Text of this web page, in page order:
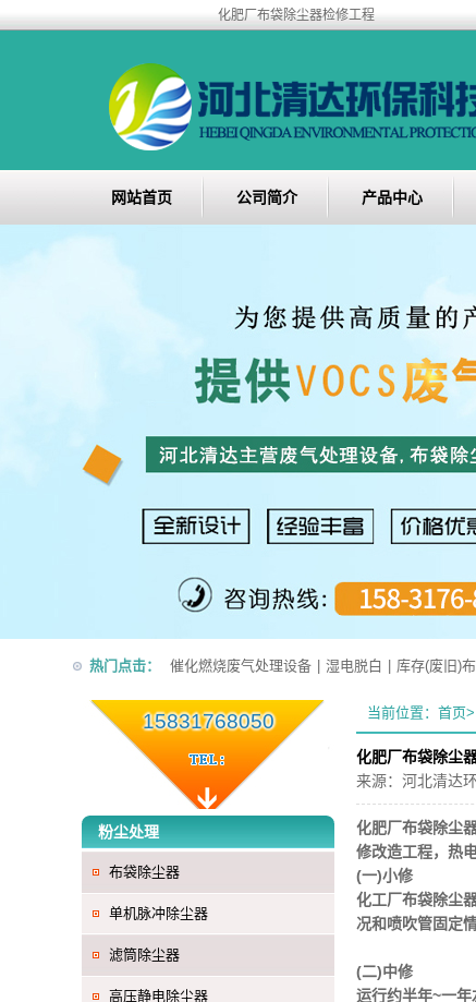
化肥厂布袋除尘器检修工程
网站首页 公司简介 产品中心
热门点击： 催化燃烧废气处理设备 湿电脱白 库存(废旧)
当前位置： 首页>
化肥厂布袋除尘
来源： 河北清达
化肥厂布袋除尘
修改造工程，热
(一)小修
化工厂布袋除尘
况和喷吹管固定
(二)中修
运行约半年~一
15831768050
粉尘处理
布袋除尘器
单机脉冲除尘器
滤筒除尘器
高压静电除尘器